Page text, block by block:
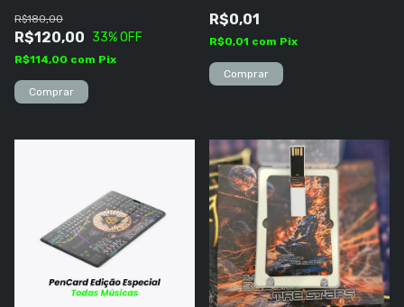
R$120,00
R$180,00
33% OFF
R$114,00 com Pix
R$0,01
R$0,01 com Pix